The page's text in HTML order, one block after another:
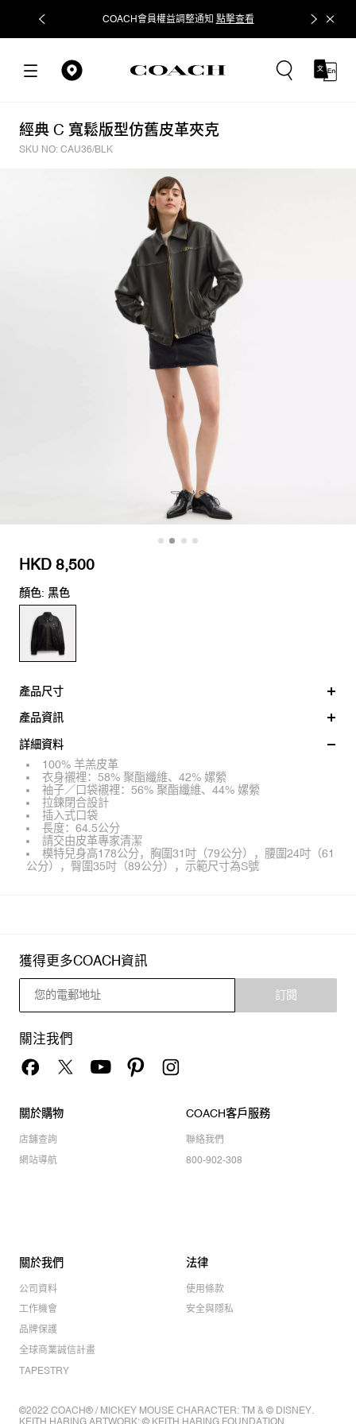
COACH會員權益調整通知 點擊查看 立即追蹤
經典 C 寬鬆版型仿舊皮革夾克
SKU NO: CAU36/BLK
HKD 8,500
顏色: 黑色
產品尺寸
產品資訊
詳細資料
100% 羊羔皮革
衣身襯裡：58% 聚酯纖維、42% 嫘縈
袖子／口袋襯裡：56% 聚酯纖維、44% 嫘縈
拉鍊閉合設計
插入式口袋
長度：64.5公分
請交由皮革專家清潔
模特兒身高178公分，胸圍31吋（79公分），腰圍24吋（61
公分），臀圍35吋（89公分），示範尺寸為S號
獲得更多COACH資訊
訂閱
關注我們
關於購物
店舖查詢
網站導航
COACH客戶服務
聯絡我們
800-902-308
關於我們
公司資料
工作機會
品牌保護
全球商業誠信計畫
TAPESTRY
法律
使用條款
安全與隱私
©2022 COACH® / MICKEY MOUSE CHARACTER: TM & © DISNEY.
KEITH HARING ARTWORK: © KEITH HARING FOUNDATION.